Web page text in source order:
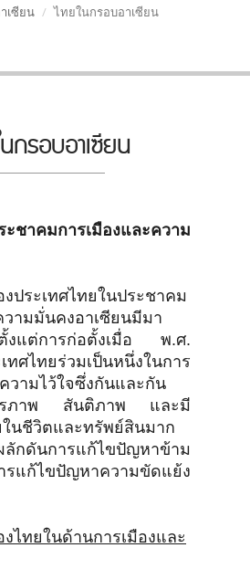
เซียน ไทยในกรอบอาเซียน
กรอบอาเซียน
คมการเมืองและความ
ประเทศไทยในประชาคม
วามมั่นคงอาเซียนมีมา
ตั้งแต่การก่อตั้งเมื่อ พ.ศ.
ทศไทยร่วมเป็นหนึ่งในการ
วามไว้ใจซึ่งกันและกัน
รภาพ สันติภาพ และมี
นชีวิตและทรัพย์สินมาก
กดันการแก้ไขปัญหาข้าม
ก้ไขปัญหาความขัดแย้ง
ไทยในด้านการเมืองและ